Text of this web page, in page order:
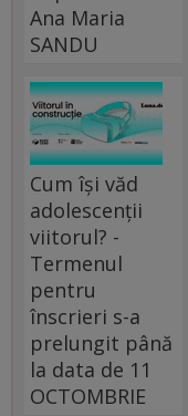
Ana Maria
SANDU
Cum își văd
adolescenții
viitorul? -
Termenul
pentru
înscrieri s-a
prelungit până
la data de 11
OCTOMBRIE